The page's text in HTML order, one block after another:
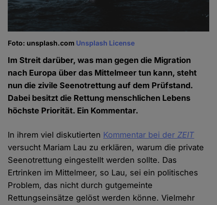
Foto: unsplash.com Unsplash License
Im Streit darüber, was man gegen die Migration
nach Europa über das Mittelmeer tun kann, steht
nun die zivile Seenotrettung auf dem Prüfstand.
Dabei besitzt die Rettung menschlichen Lebens
höchste Priorität. Ein Kommentar.
In ihrem viel diskutierten Kommentar bei derZEIT
versucht Mariam Lau zu erklären, warum die private
Seenotrettung eingestellt werden sollte. Das
Ertrinken im Mittelmeer, so Lau, sei ein politisches
Problem, das nicht durch gutgemeinte
Rettungseinsätze gelöst werden könne. Vielmehr